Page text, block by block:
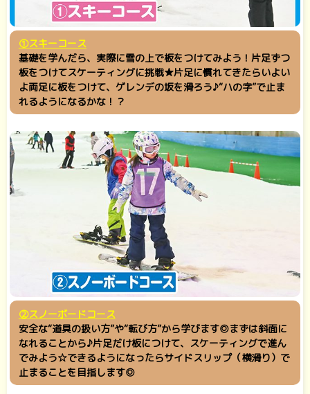
①スキーコース
基礎を学んだら、実際に雪の上で板をつけてみよう！片足ずつ
板をつけてスケーティングに挑戦★片足に慣れてきたらいよい
よ両足に板をつけて、ゲレンデの坂を滑ろう♪“ハの字”で止ま
れるようになるかな！？
②スノーボードコース
安全な“道具の扱い方”や“転び方”から学びます◎まずは斜面に
なれることから♪片足だけ板につけて、スケーティングで進ん
でみよう☆できるようになったらサイドスリップ（横滑り）で
止まることを目指します◎